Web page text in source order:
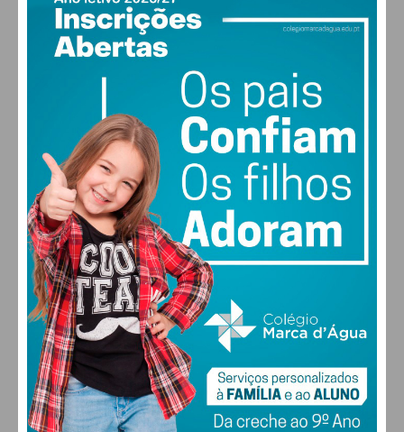
18°
clear sky
MAX 18 • MIN 18
29°
SEX
30
SÁB
27 °
DOM
29 °
SEG
FARMACIAS DE SERVIÇO EM PAÇOS DE
FERREIRA